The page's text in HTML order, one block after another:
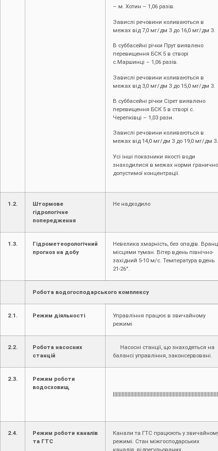
– м. Хотин – 1,06 разів.
Завислі речовини коливаються в
межах від 7,0 мг/дм 3 до 16,0 мг/дм 3.
В суббасейні річки Прут виявлено
перевищення БСК 5 в створі
c.Маршинці – 1,06 разів.
Завислі речовини коливаються в
межах від 3,0 мг/дм 3 до 15,0 мг/дм 3.
В суббасейні річки Сірет виявлено
перевищення БСК 5 в створі с.
Черепківці – 1,03 рази.
Завислі речовини коливаються в
межах від 14,0 мг/дм 3 до 19,0 мг/дм 3.
Усі інші показники якості води
знаходилися в межах норми гранично
допустимої концентрації.
1.2.
Штормове
гідрологічне
попередження
Не надходило
1.3.
Гідрометеорологічний
прогноз на добу
Невелика хмарність, без опадів.
місцями туман. Вітер вдень північно-
західний 5-10 м/с. Температура вдень
21-26°.
Робота водогосподарського комплексу
2.1. Режим діяльності
Управління працює в звичайному
режимі
2.2.
Робота насосних
станцій
Насосні станції, що знаходяться на
балансі управління, законсервовані.
2.3.
Режим роботи
водосховищ
2.4.
Режим роботи каналів
та ГТС
Канали та ГТС працюють у
режимі. Стан міжгосподарських
каналів, відрегульованих